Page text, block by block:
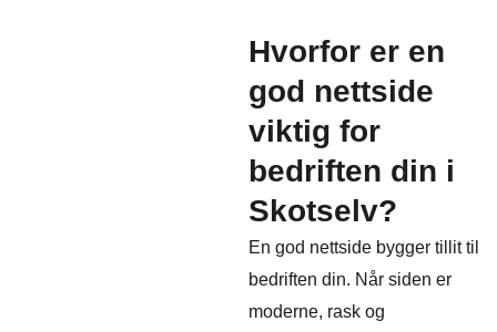
Hvorfor er en
god nettside
viktig for
bedriften din i
Skotselv?
En god nettside bygger tillit til
bedriften din. Når siden er
moderne, rask og